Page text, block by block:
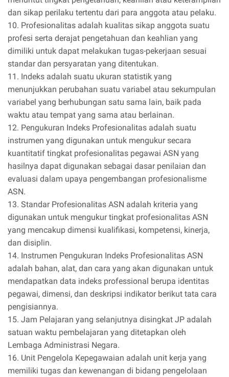
dan sikap perilaku tertentu dari para anggota atau pelaku.
10. Profesionalitas adalah kualitas sikap anggota suatu
profesi serta derajat pengetahuan dan keahlian yang
dimiliki untuk dapat melakukan tugas-pekerjaan sesuai
standar dan persyaratan yang ditentukan.
11. Indeks adalah suatu ukuran statistik yang
menunjukkan perubahan suatu variabel atau sekumpulan
variabel yang berhubungan satu sama lain, baik pada
waktu atau tempat yang sama atau berlainan.
12. Pengukuran Indeks Profesionalitas adalah suatu
instrumen yang digunakan untuk mengukur secara
kuantitatif tingkat profesionalitas pegawai ASN yang
hasilnya dapat digunakan sebagai dasar penilaian dan
evaluasi dalam upaya pengembangan profesionalisme
ASN.
13. Standar Profesionalitas ASN adalah kriteria yang
digunakan untuk mengukur tingkat profesionalitas ASN
yang mencakup dimensi kualifikasi, kompetensi, kinerja,
dan disiplin.
14. Instrumen Pengukuran Indeks Profesionalitas ASN
adalah bahan, alat, dan cara yang akan digunakan untuk
mendapatkan data indeks professional berupa identitas
pegawai, dimensi, dan deskripsi indikator berikut tata cara
pengisiannya.
15. Jam Pelajaran yang selanjutnya disingkat JP adalah
satuan waktu pembelajaran yang ditetapkan oleh
Lembaga Administrasi Negara.
16. Unit Pengelola Kepegawaian adalah unit kerja yang
memiliki tugas dan kewenangan di bidang pengelolaan